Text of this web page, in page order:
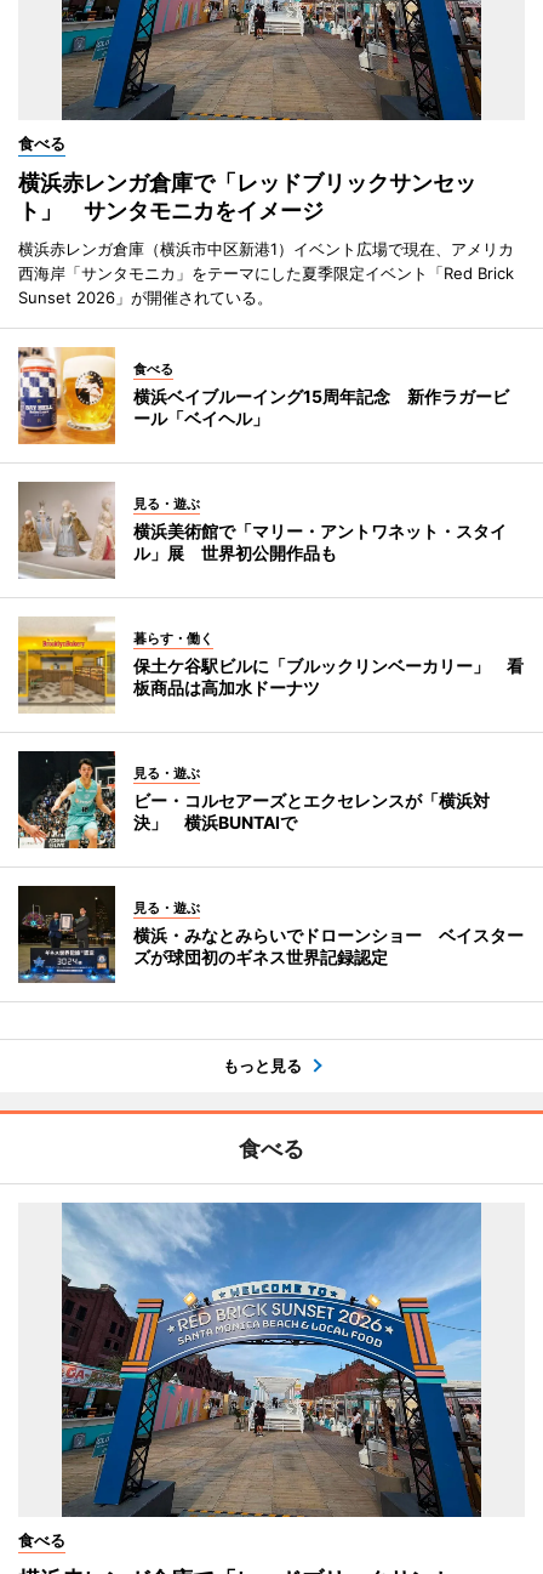
食べる
横浜赤レンガ倉庫で「レッドブリックサンセッ
ト」 サンタモニカをイメージ
横浜赤レンガ倉庫（横浜市中区新港1）イベント広場で現在、アメリカ
西海岸「サンタモニカ」をテーマにした夏季限定イベント「Red Brick
Sunset 2026」が開催されている。
食べる
横浜ベイブルーイング15周年記念 新作ラガービ
ール「ベイヘル」
見る・遊ぶ
横浜美術館で「マリー・アントワネット・スタイ
ル」展 世界初公開作品も
暮らす・働く
保土ケ谷駅ビルに「ブルックリンベーカリー」 看
板商品は高加水ドーナツ
見る・遊ぶ
ビー・コルセアーズとエクセレンスが「横浜対
決」 横浜BUNTAIで
見る・遊ぶ
横浜・みなとみらいでドローンショー ベイスター
ズが球団初のギネス世界記録認定
もっと見る
食べる
食べる